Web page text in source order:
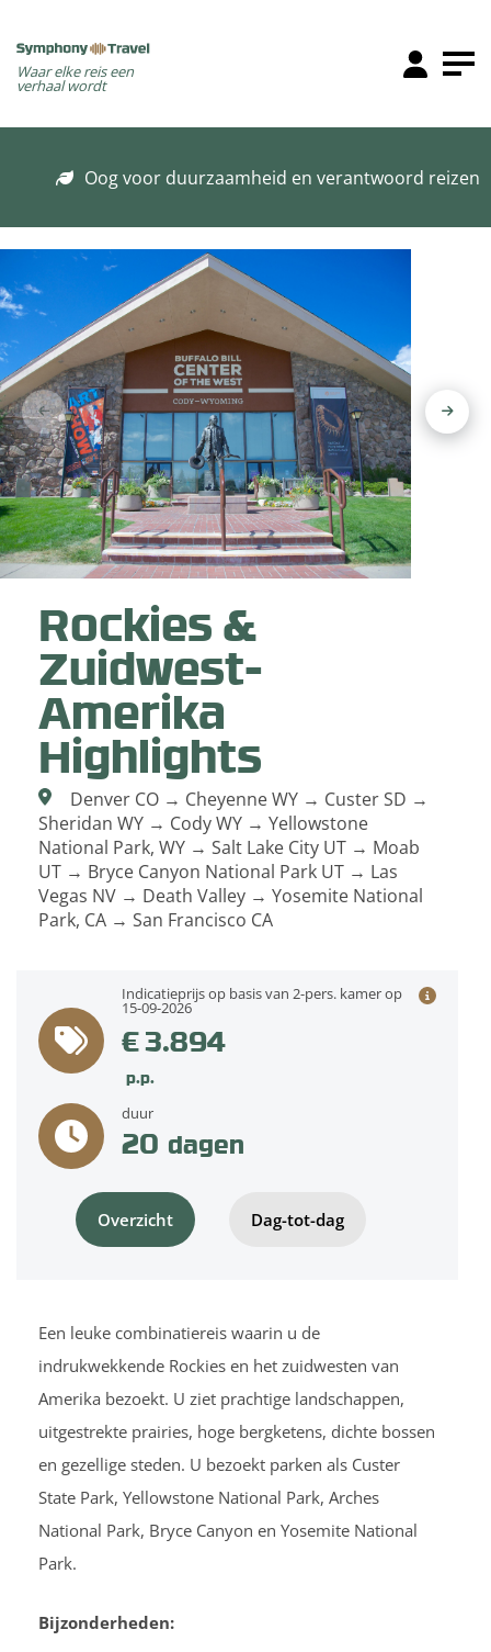
Waar elke reis een
verhaal wordt
Oog voor duurzaamheid en verantwoord reizen
Rockies &
Zuidwest-
Amerika
Highlights
Denver CO → Cheyenne WY → Custer SD →
Sheridan WY → Cody WY → Yellowstone
National Park, WY → Salt Lake City UT → Moab
UT → Bryce Canyon National Park UT → Las
Vegas NV → Death Valley → Yosemite National
Park, CA → San Francisco CA
Overzicht Dag-tot-dag
Indicatieprijs op basis van 2-pers. kamer op
15-09-2026
€ 3.894
p.p.
duur
20 dagen
Een leuke combinatiereis waarin u de
indrukwekkende Rockies en het zuidwesten van
Amerika bezoekt. U ziet prachtige landschappen,
uitgestrekte prairies, hoge bergketens, dichte bossen
en gezellige steden. U bezoekt parken als Custer
State Park, Yellowstone National Park, Arches
National Park, Bryce Canyon en Yosemite National
Park.
Bijzonderheden: